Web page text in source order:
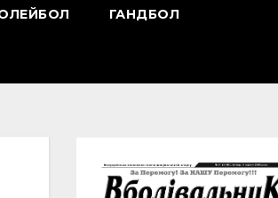
ГАНДБОЛ